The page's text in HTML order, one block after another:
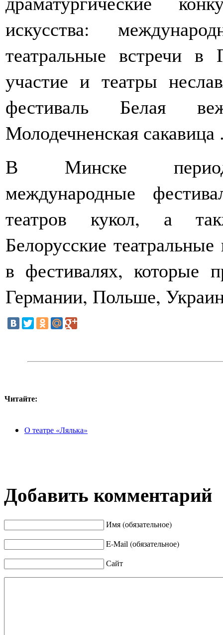
искусства:
театральные встречи
участие и театры
фестиваль Белая
Молодечненская сакавица
В Минске
международные
театров кукол, а
Белорусские
в фестивалях, которые
Германии, Польше,
Читайте:
О театре «Лялька»
Добавить комментарий
Имя (обязательное)
E-Mail (обязательное)
Сайт